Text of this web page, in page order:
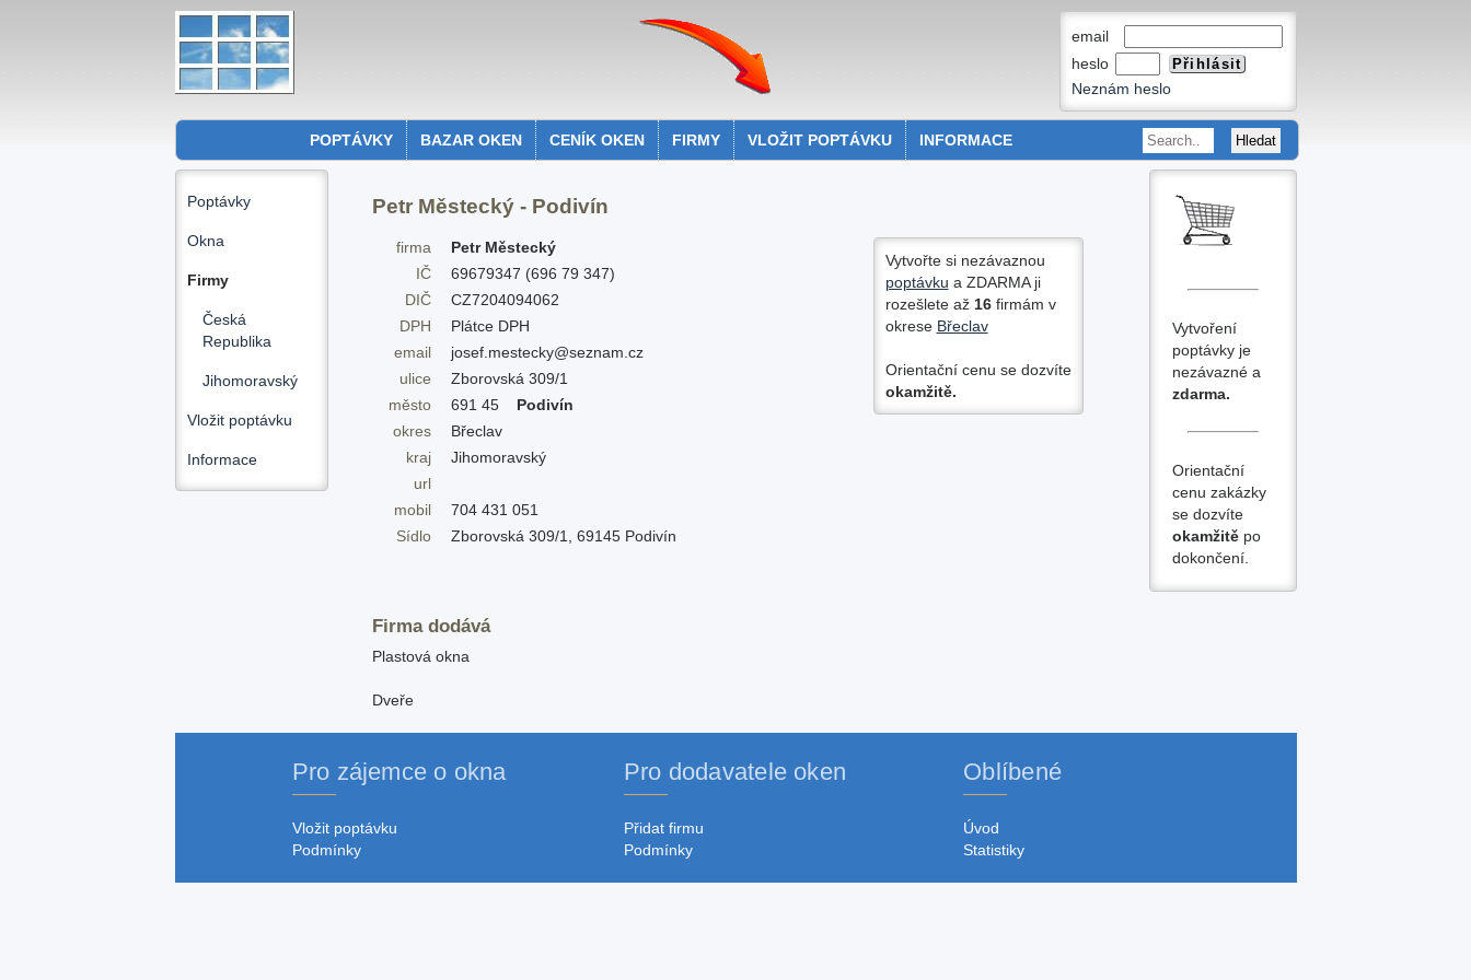
email
heslo
Neznám heslo
POPTÁVKY BAZAR OKEN CENÍK OKEN FIRMY VLOŽIT POPTÁVKU INFORMACE
Poptávky
Okna
Firmy
Česká
Republika
Jihomoravský
Vložit poptávku
Informace
Petr Městecký - Podivín
Vytvořte si nezávaznou
poptávku a ZDARMA ji
rozešlete až16firmám v
okrese Břeclav
Orientační cenu se dozvíte
okamžitě.
firma
Petr Městecký
IČ
69679347 (696 79 347)
DIČ
CZ7204094062
DPH
Plátce DPH
email
josef.mestecky@seznam.cz
ulice
Zborovská 309/1
město
691 45 Podivín
okres
Břeclav
kraj
Jihomoravský
url
mobil
704 431 051
Sídlo
Zborovská 309/1, 69145 Podivín
Firma dodává
Plastová okna
Dveře
Vytvoření
poptávky je
nezávazné a
zdarma.
Orientační
cenu zakázky
se dozvíte
okamžitěpo
dokončení.
Pro zájemce o okna
Vložit poptávku
Podmínky
Pro dodavatele oken
Přidat firmu
Podmínky
Oblíbené
Úvod
Statistiky